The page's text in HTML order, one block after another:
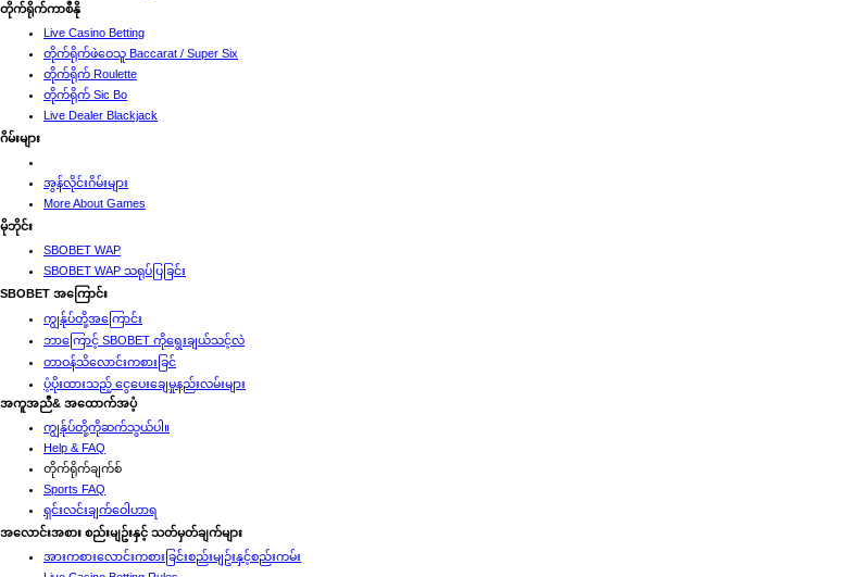
တိုက်ရိုက်ကာစီနို
Live Casino Betting
တိုက်ရိုက်ဖဲဝေသူ Baccarat / Super Six
တိုက်ရိုက် Roulette
တိုက်ရိုက် Sic Bo
Live Dealer Blackjack
ဂိမ်းများ
အွန်လိုင်းဂိမ်းများ
More About Games
မိုဘိုင်း
SBOBET WAP
SBOBET WAP သရုပ်ပြခြင်း
SBOBET အကြောင်း
ကျွန်ုပ်တို့အကြောင်း
ဘာကြောင့် SBOBET ကိုရွေးချယ်သင့်လဲ
တာဝန်သိလောင်းကစားခြင်
ပံ့ပိုးထားသည့် ငွေပေးချေမှုနည်းလမ်းများ
အကူအညီ& အထောက်အပံ့
ကျွန်ုပ်တို့ကိုဆက်သွယ်ပါ။
Help & FAQ
တိုက်ရိုက်ချက်စ်
Sports FAQ
ရှင်းလင်းချက်ဝေါဟာရ
အလောင်းအစား စည်းမျဥ်းနှင့် သတ်မှတ်ချက်များ
အားကစားလောင်းကစားခြင်းစည်းမျဥ်းနှင့်စည်းကမ်း